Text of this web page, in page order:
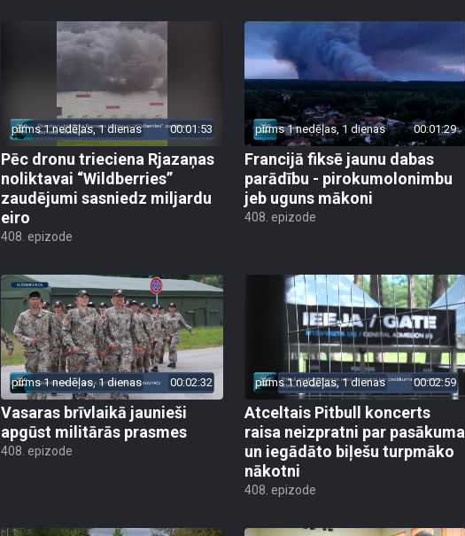
pirms 1 nedēļas, 1 dienas 00:01:53
Pēc dronu trieciena Rjazaņas
noliktavai “Wildberries”
zaudējumi sasniedz miljardu
eiro
408. epizode
pirms 1 nedēļas, 1 dienas 00:01:29
Francijā fiksē jaunu dabas
parādību - pirokumolonimbu
jeb uguns mākoni
408. epizode
pirms 1 nedēļas, 1 dienas 00:02:32
Vasaras brīvlaikā jaunieši
apgūst militārās prasmes
408. epizode
pirms 1 nedēļas, 1 dienas 00:02:59
Atceltais Pitbull koncerts
raisa neizpratni par pasākuma
un iegādāto biļešu turpmāko
nākotni
408. epizode